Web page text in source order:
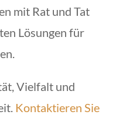
mit Rat und Tat
Lösungen für
Vielfalt und
Kontaktieren Sie